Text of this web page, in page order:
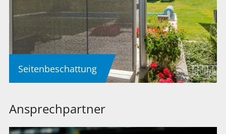
Seitenbeschattung
Ansprechpartner